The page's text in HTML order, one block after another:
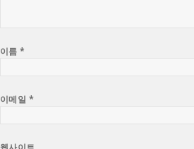
이름*
이메일 *